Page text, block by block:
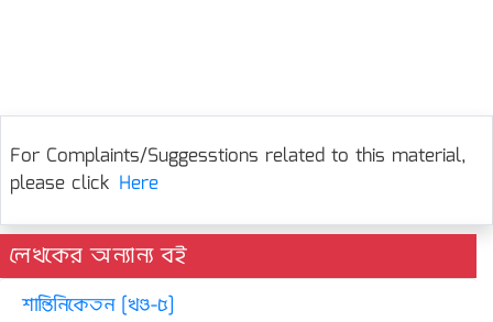
For Complaints/Suggesstions related to this material,
please click Here
লেখকের অন্যান্য বই
শান্তিনিকেতন [খণ্ড-৫]